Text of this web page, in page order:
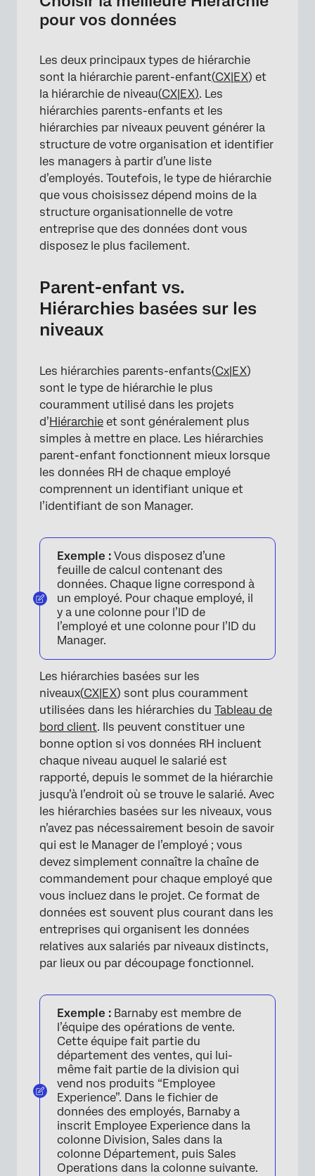
pour vos données
Les deux principaux types de hiérarchie
sont la hiérarchie parent-enfant(CX|EX) et
la hiérarchie de niveau(CX|EX). Les
hiérarchies parents-enfants et les
hiérarchies par niveaux peuvent générer la
structure de votre organisation et identifier
les managers à partir d’une liste
d’employés. Toutefois, le type de hiérarchie
que vous choisissez dépend moins de la
structure organisationnelle de votre
entreprise que des données dont vous
disposez le plus facilement.
Parent-enfant vs.
Hiérarchies basées sur les
niveaux
Les hiérarchies parents-enfants(Cx|EX)
sont le type de hiérarchie le plus
couramment utilisé dans les projets
d’Hiérarchie et sont généralement plus
simples à mettre en place. Les hiérarchies
parent-enfant fonctionnent mieux lorsque
les données RH de chaque employé
comprennent un identifiant unique et
l’identifiant de son Manager.
Exemple : Vous disposez d’une
feuille de calcul contenant des
données. Chaque ligne correspond à
un employé. Pour chaque employé, il
y a une colonne pour l’ID de
l’employé et une colonne pour l’ID du
Manager.
Les hiérarchies basées sur les
niveaux(CX|EX) sont plus couramment
utilisées dans les hiérarchies du Tableau de
bord client. Ils peuvent constituer une
bonne option si vos données RH incluent
chaque niveau auquel le salarié est
rapporté, depuis le sommet de la hiérarchie
jusqu’à l’endroit où se trouve le salarié. Avec
les hiérarchies basées sur les niveaux, vous
n’avez pas nécessairement besoin de savoir
qui est le Manager de l’employé ; vous
devez simplement connaître la chaîne de
commandement pour chaque employé que
vous incluez dans le projet. Ce format de
données est souvent plus courant dans les
entreprises qui organisent les données
relatives aux salariés par niveaux distincts,
par lieux ou par découpage fonctionnel.
Exemple : Barnaby est membre de
l’équipe des opérations de vente.
Cette équipe fait partie du
département des ventes, qui lui-
même fait partie de la division qui
vend nos produits “Employee
Experience”. Dans le fichier de
données des employés, Barnaby a
inscrit Employee Experience dans la
colonne Division, Sales dans la
colonne Département, puis Sales
Operations dans la colonne suivante.